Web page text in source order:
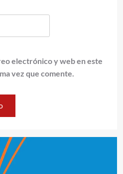
electrónico y web en este
vez que comente.